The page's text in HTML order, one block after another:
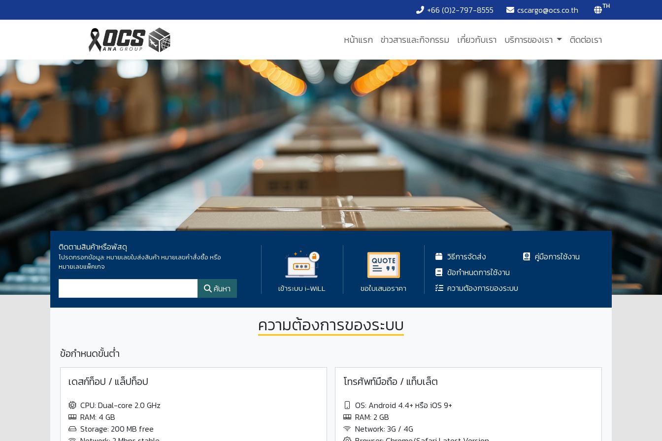
+66 (0)2-797-8555 cscargo@ocs.co.th TH
หน้าแรก ข่าวสารและกิจกรรม เกี่ยวกับเรา บริการของเรา ติดต่อเรา
ติดตามสินค้าหรือพัสดุ
โปรดกรอกข้อมูล: หมายเลขใบส่งสินค้า หมายเลขคำสั่งซื้อ หรือ
หมายเลขแพ็คเกจ
ค้นหา เข้าระบบ i-WiLL ขอใบเสนอราคา
วิธีการจัดส่ง
คู่มือการใช้งาน
ข้อกำหนดการใช้งาน
ความต้องการของระบบ
ความต้องการของระบบ
ข้อกำหนดขั้นต่ำ
เดสก์ท็อป / แล็ปท็อป
CPU: Dual-core 2.0 GHz
RAM: 4 GB
Storage: 200 MB free
โทรศัพท์มือถือ / แท็บเล็ต
OS: Android 4.4+ หรือ iOS 9+
RAM: 2 GB
Network: 3G / 4G